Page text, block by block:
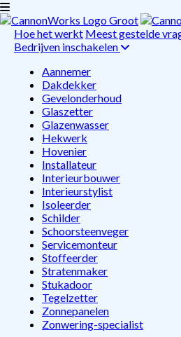
Hoe het werkt Meest gestelde
Bedrijven inschakelen
Aannemer
Dakdekker
Gevelonderhoud
Glaszetter
Glazenwasser
Hekwerk
Hovenier
Installateur
Interieurbouwer
Interieurstylist
Isoleerder
Schilder
Schoorsteenveger
Servicemonteur
Stoffeerder
Stratenmaker
Stukadoor
Tegelzetter
Zonnepanelen
Zonwering-specialist